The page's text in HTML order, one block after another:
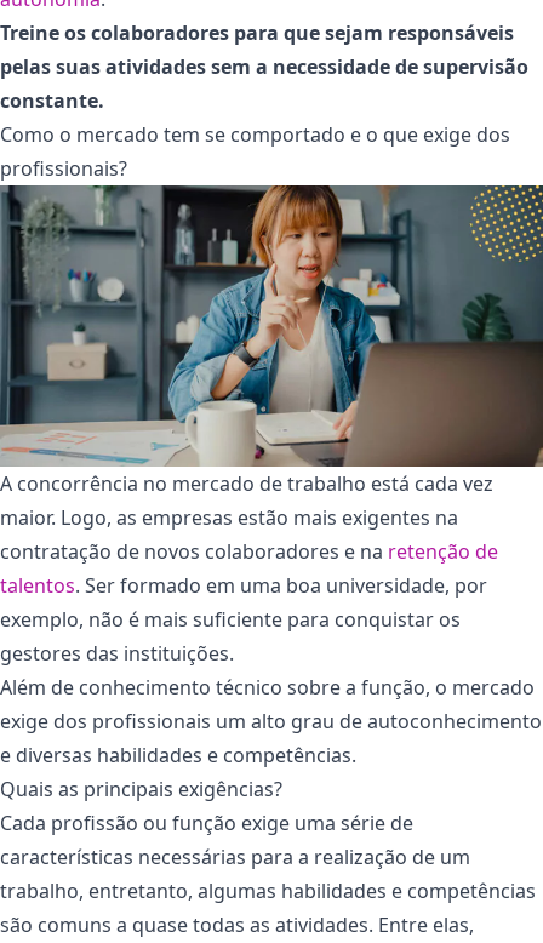
Treine os colaboradores para que sejam responsáveis
pelas suas atividades sem a necessidade de supervisão
constante.
Como o mercado tem se comportado e o que exige dos
profissionais?
A concorrência no mercado de trabalho está cada vez
maior. Logo, as empresas estão mais exigentes na
contratação de novos colaboradores e na retenção de
talentos. Ser formado em uma boa universidade, por
exemplo, não é mais suficiente para conquistar os
gestores das instituições.
Além de conhecimento técnico sobre a função, o mercado
exige dos profissionais um alto grau de autoconhecimento
e diversas habilidades e competências.
Quais as principais exigências?
Cada profissão ou função exige uma série de
características necessárias para a realização de um
trabalho, entretanto, algumas habilidades e competências
são comuns a quase todas as atividades. Entre elas,